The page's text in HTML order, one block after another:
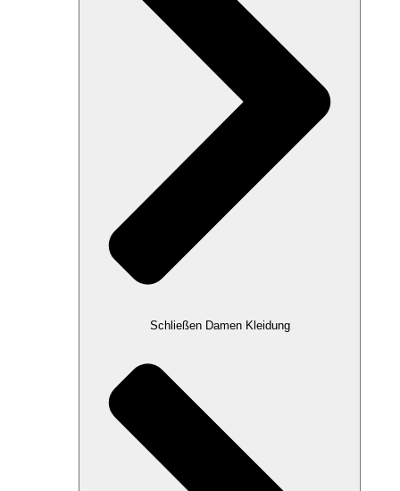
Schließen Damen Kleidung